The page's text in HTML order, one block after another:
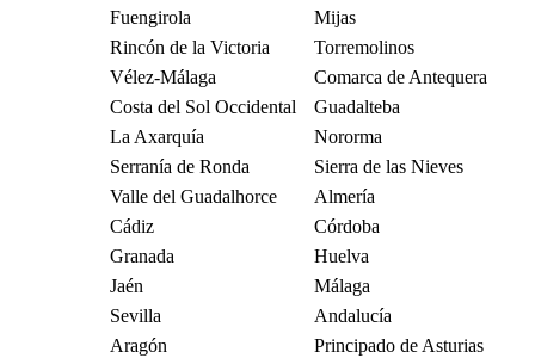
Fuengirola
Mijas
Rincón de la Victoria
Torremolinos
Vélez-Málaga
Comarca de Antequera
Costa del Sol Occidental
Guadalteba
La Axarquía
Nororma
Serranía de Ronda
Sierra de las Nieves
Valle del Guadalhorce
Almería
Cádiz
Córdoba
Granada
Huelva
Jaén
Málaga
Sevilla
Andalucía
Aragón
Principado de Asturias